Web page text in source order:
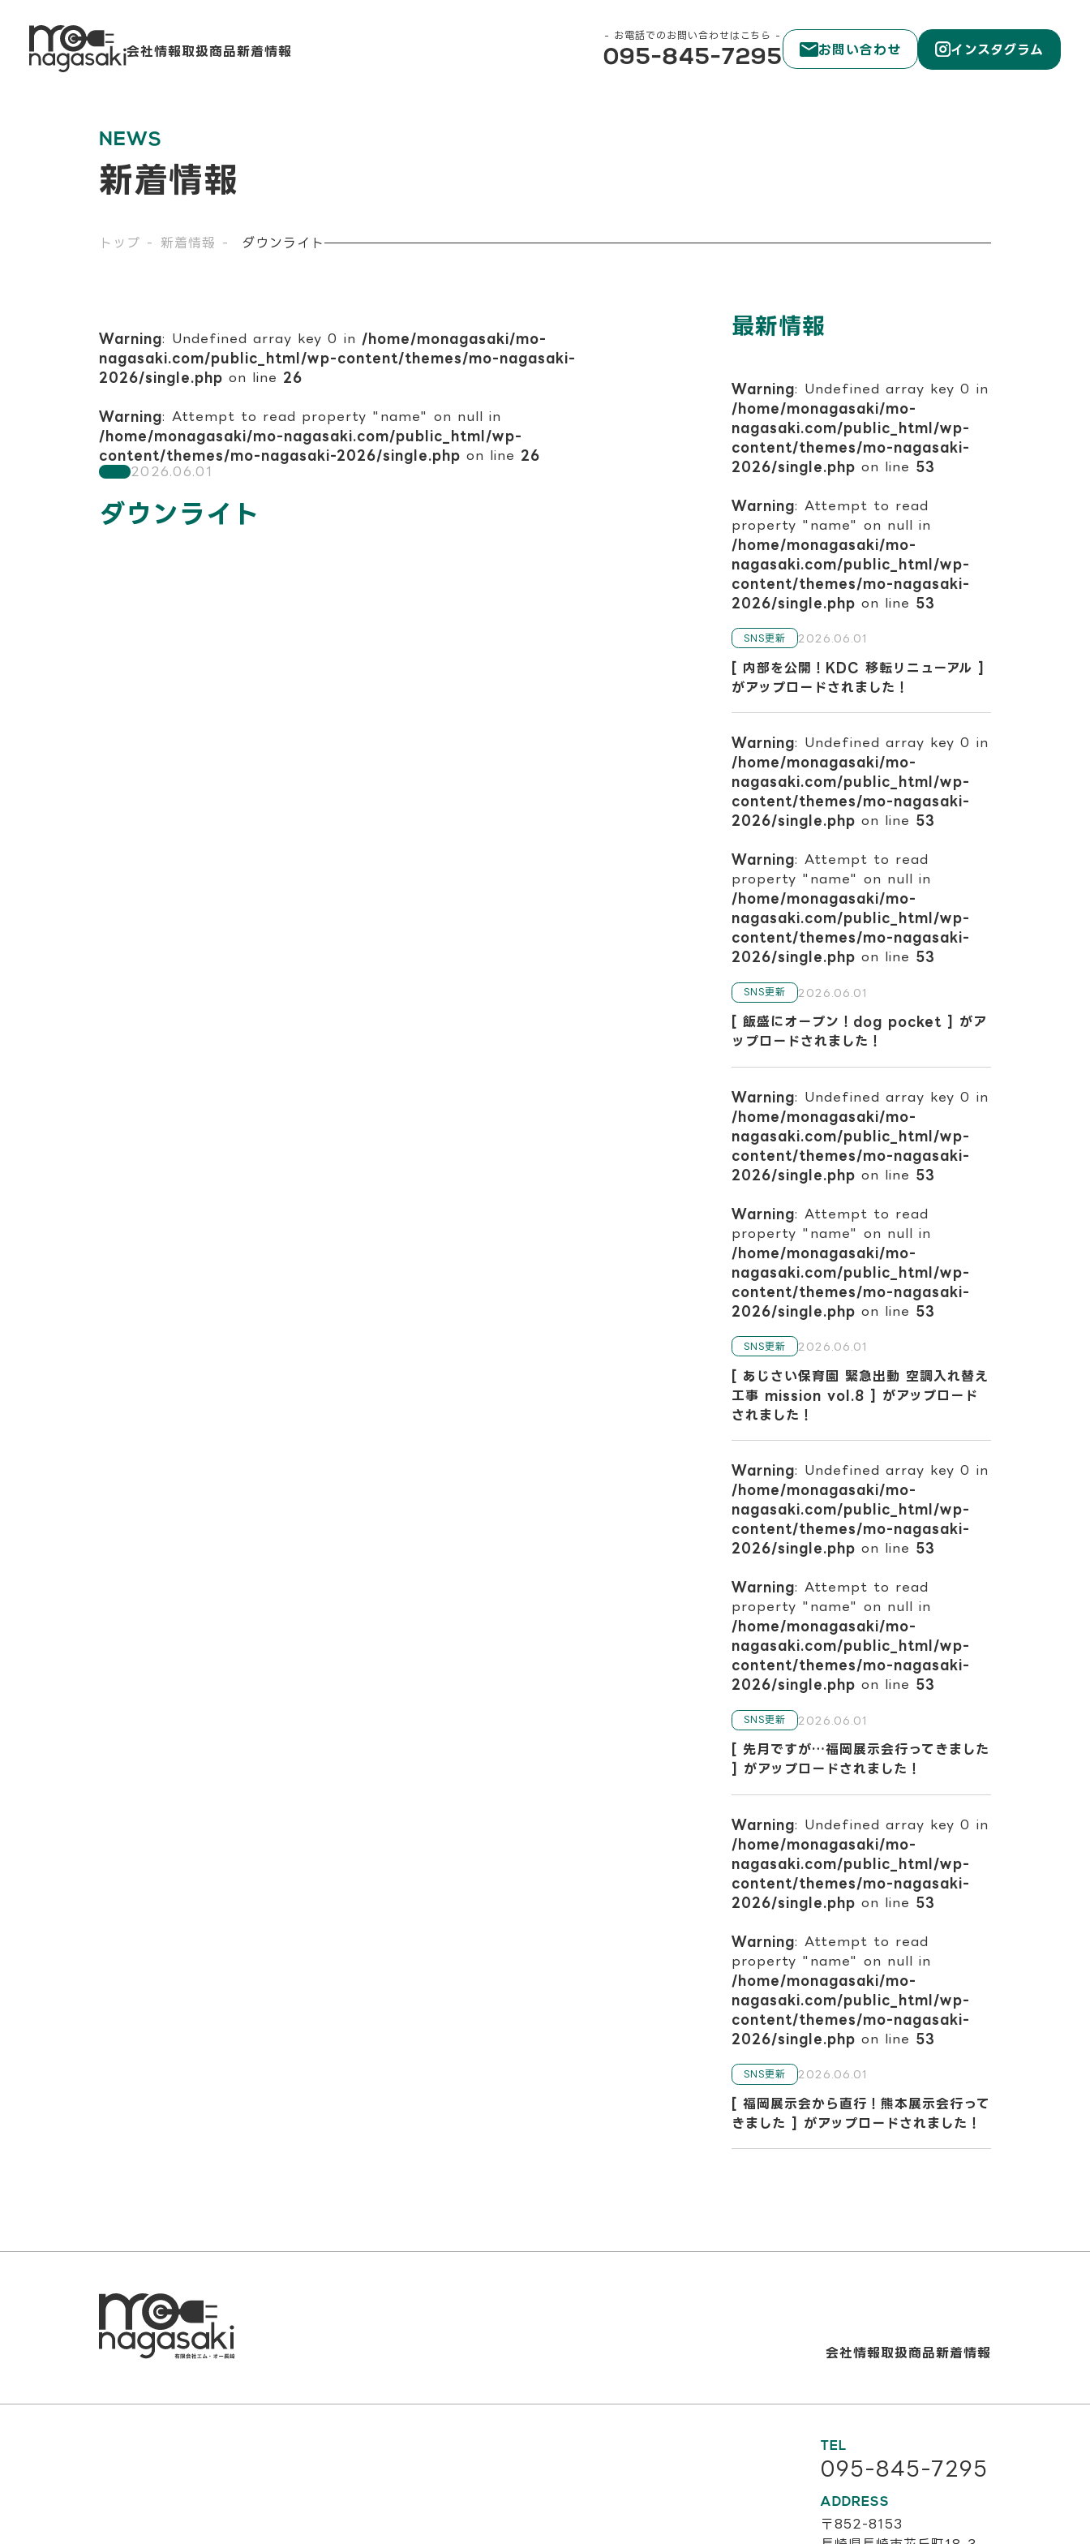
会社情報取扱商品新着情報
お電話でのお問い合わせはこちら
095-845-7295 お問い合わせ インスタグラム
NEWS
新着情報
トップ 新着情報 ダウンライト
Warning: Undefined array key 0 in /home/monagasaki/mo-
nagasaki.com/public_html/wp-content/themes/mo-nagasaki-
2026/single.php on line 26
Warning: Attempt to read property "name" on null in
/home/monagasaki/mo-nagasaki.com/public_html/wp-
content/themes/mo-nagasaki-2026/single.php on line 26
2026.06.01
ダウンライト
最新情報
Warning: Undefined array key 0 in
/home/monagasaki/mo-
nagasaki.com/public_html/wp-
content/themes/mo-nagasaki-
2026/single.php on line 53
Warning: Attempt to read
property "name" on null in
/home/monagasaki/mo-
nagasaki.com/public_html/wp-
content/themes/mo-nagasaki-
2026/single.php on line 53
SNS更新 2026.06.01
[ 内部を公開！KDC 移転リニューアル ]
がアップロードされました！
Warning: Undefined array key 0 in
/home/monagasaki/mo-
nagasaki.com/public_html/wp-
content/themes/mo-nagasaki-
2026/single.php on line 53
Warning: Attempt to read
property "name" on null in
/home/monagasaki/mo-
nagasaki.com/public_html/wp-
content/themes/mo-nagasaki-
2026/single.php on line 53
SNS更新 2026.06.01
[ 飯盛にオープン！dog pocket ] がア
ップロードされました！
Warning: Undefined array key 0 in
/home/monagasaki/mo-
nagasaki.com/public_html/wp-
content/themes/mo-nagasaki-
2026/single.php on line 53
Warning: Attempt to read
property "name" on null in
/home/monagasaki/mo-
nagasaki.com/public_html/wp-
content/themes/mo-nagasaki-
2026/single.php on line 53
SNS更新 2026.06.01
[ あじさい保育園 緊急出動 空調入れ替え
工事 mission vol.8 ] がアップロード
されました！
Warning: Undefined array key 0 in
/home/monagasaki/mo-
nagasaki.com/public_html/wp-
content/themes/mo-nagasaki-
2026/single.php on line 53
Warning: Attempt to read
property "name" on null in
/home/monagasaki/mo-
nagasaki.com/public_html/wp-
content/themes/mo-nagasaki-
2026/single.php on line 53
SNS更新 2026.06.01
[ 先月ですが…福岡展示会行ってきました
] がアップロードされました！
Warning: Undefined array key 0 in
/home/monagasaki/mo-
nagasaki.com/public_html/wp-
content/themes/mo-nagasaki-
2026/single.php on line 53
Warning: Attempt to read
property "name" on null in
/home/monagasaki/mo-
nagasaki.com/public_html/wp-
content/themes/mo-nagasaki-
2026/single.php on line 53
SNS更新 2026.06.01
[ 福岡展示会から直行！熊本展示会行って
きました ] がアップロードされました！
会社情報取扱商品新着情報
TEL
095-845-7295
ADDRESS
〒852-8153